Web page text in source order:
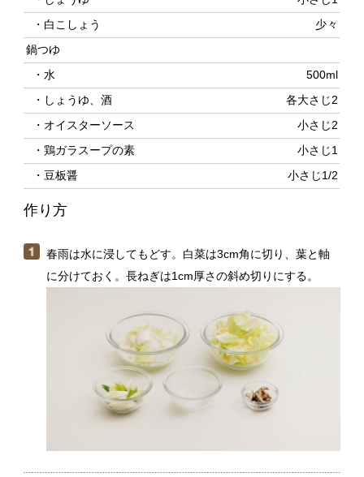
・オイスターソース 小さじ2
・鶏ガラスープの素 小さじ1
・豆板醤 小さじ1/2
作り方
春雨は水に浸してもどす。白菜は3cm角に切り、葉と軸
に分けておく。長ねぎは1cm厚さの斜め切りにする。
鍋に【鍋つゆ】の材料を合わせて強火にかけ、煮立った
ら（１）の白菜の軸、長ねぎ、しいたけを入れる。再び
煮立ったら鍋の蓋をし、弱火で10分ほど煮る。